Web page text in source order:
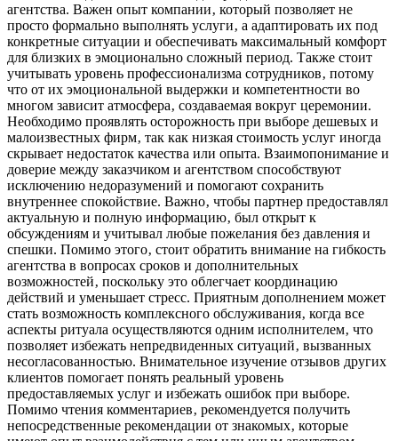
агентства. Важен опыт компании‚ который позволяет не
просто формально выполнять услуги‚ а адаптировать их под
конкретные ситуации и обеспечивать максимальный комфорт
для близких в эмоционально сложный период. Также стоит
учитывать уровень профессионализма сотрудников‚ потому
что от их эмоциональной выдержки и компетентности во
многом зависит атмосфера‚ создаваемая вокруг церемонии.
Необходимо проявлять осторожность при выборе дешевых и
малоизвестных фирм‚ так как низкая стоимость услуг иногда
скрывает недостаток качества или опыта. Взаимопонимание и
доверие между заказчиком и агентством способствуют
исключению недоразумений и помогают сохранить
внутреннее спокойствие. Важно‚ чтобы партнер предоставлял
актуальную и полную информацию‚ был открыт к
обсуждениям и учитывал любые пожелания без давления и
спешки. Помимо этого‚ стоит обратить внимание на гибкость
агентства в вопросах сроков и дополнительных
возможностей‚ поскольку это облегчает координацию
действий и уменьшает стресс. Приятным дополнением может
стать возможность комплексного обслуживания‚ когда все
аспекты ритуала осуществляются одним исполнителем‚ что
позволяет избежать непредвиденных ситуаций‚ вызванных
несогласованностью. Внимательное изучение отзывов других
клиентов помогает понять реальный уровень
предоставляемых услуг и избежать ошибок при выборе.
Помимо чтения комментариев‚ рекомендуется получить
непосредственные рекомендации от знакомых‚ которые